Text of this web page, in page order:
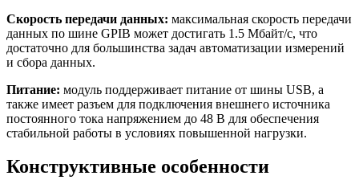
Скорость передачи данных: максимальная скорость передачи
данных по шине GPIB может достигать 1.5 Мбайт/с, что
достаточно для большинства задач автоматизации измерений
и сбора данных.
Питание: модуль поддерживает питание от шины USB, а
также имеет разъем для подключения внешнего источника
постоянного тока напряжением до 48 В для обеспечения
стабильной работы в условиях повышенной нагрузки.
Конструктивные особенности